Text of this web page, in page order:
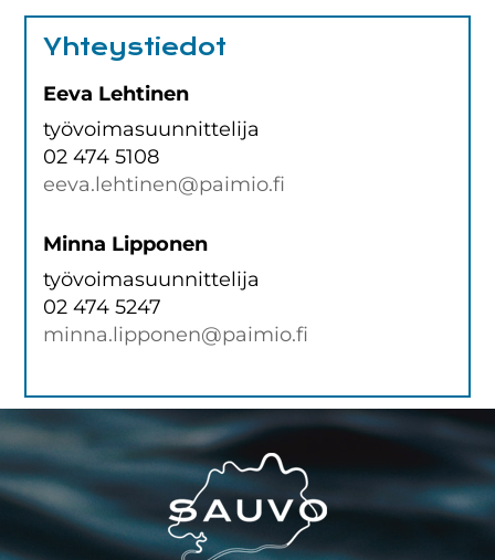
Yhteystiedot
Eeva Lehtinen
työvoimasuunnittelija
02 474 5108
eeva.lehtinen@paimio.fi
Minna Lipponen
työvoimasuunnittelija
02 474 5247
minna.lipponen@paimio.fi
Footer